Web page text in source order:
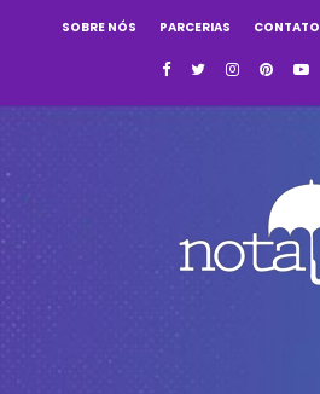
SOBRE NÓS PARCERIAS CONTATO